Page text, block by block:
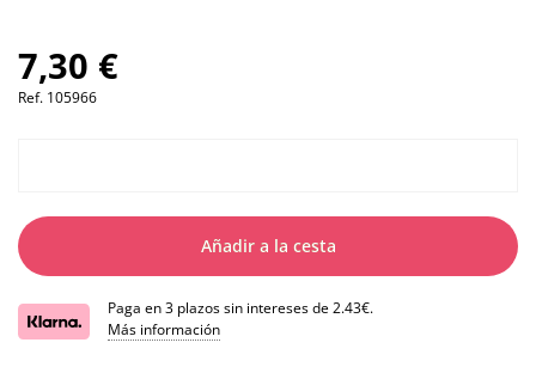
7,30 €
Ref. 105966
Añadir a la cesta
Paga en 3 plazos sin intereses de 2.43€.
Más información